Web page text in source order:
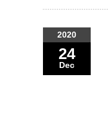
2020
24
Dec